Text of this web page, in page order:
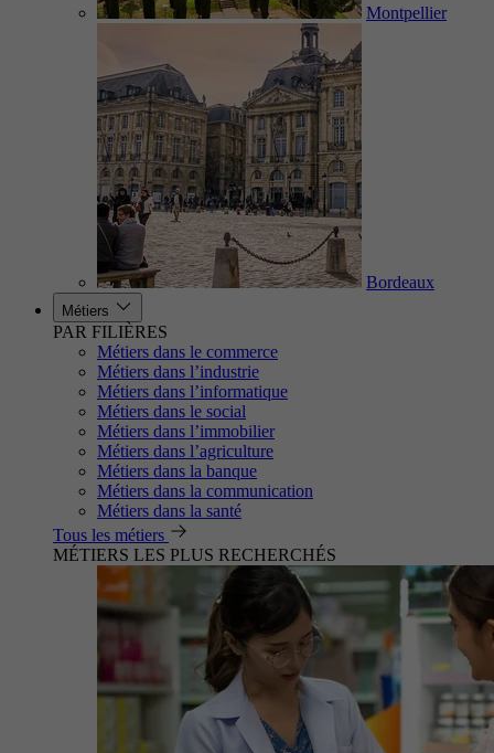
Montpellier
Bordeaux
Métiers
PAR FILIÈRES
Métiers dans le commerce
Métiers dans l’industrie
Métiers dans l’informatique
Métiers dans le social
Métiers dans l’immobilier
Métiers dans l’agriculture
Métiers dans la banque
Métiers dans la communication
Métiers dans la santé
Tous les métiers
MÉTIERS LES PLUS RECHERCHÉS